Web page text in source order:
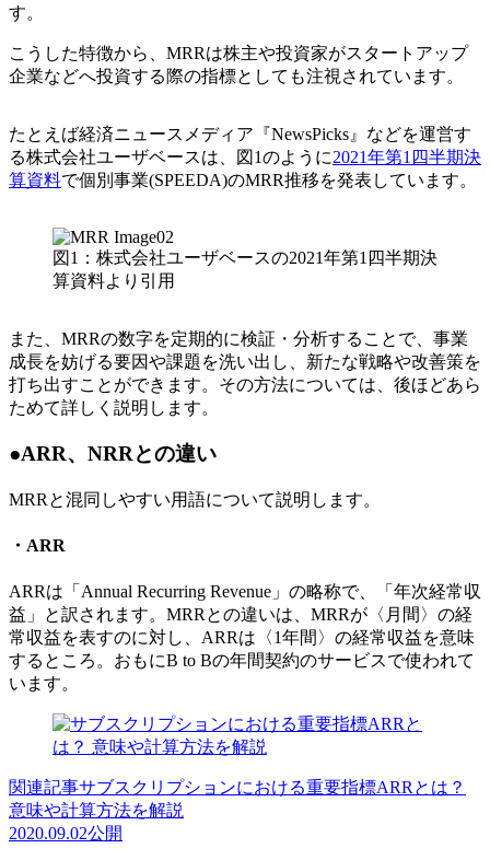
す。
こうした特徴から、MRRは株主や投資家がスタートアップ
企業などへ投資する際の指標としても注視されています。
たとえば経済ニュースメディア『NewsPicks』などを運営す
る株式会社ユーザベースは、図1のように2021年第1四半期決
算資料で個別事業(SPEEDA)のMRR推移を発表しています。
図1：株式会社ユーザベースの2021年第1四半期決
算資料より引用
また、MRRの数字を定期的に検証・分析することで、事業
成長を妨げる要因や課題を洗い出し、新たな戦略や改善策を
打ち出すことができます。その方法については、後ほどあら
ためて詳しく説明します。
●ARR、NRRとの違い
MRRと混同しやすい用語について説明します。
・ARR
ARRは「Annual Recurring Revenue」の略称で、「年次経常収
益」と訳されます。MRRとの違いは、MRRが〈月間〉の経
常収益を表すのに対し、ARRは〈1年間〉の経常収益を意味
するところ。おもにB to Bの年間契約のサービスで使われて
います。
関連記事サブスクリプションにおける重要指標ARRとは？
意味や計算方法を解説
2020.09.02公開